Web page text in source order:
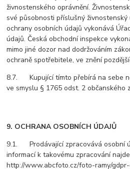
živnostenského oprávnění.
své působnosti příslušný
ochrany osobních údajů vykonává
údajů. Česká obchodní inspekce
mimo jiné dozor nad dodržováním
ochraně spotřebitele, ve znění
8.7. Kupující tímto přebírá na sebe
ve smyslu § 1765 odst. 2 občanského
9. OCHRANA OSOBNÍCH ÚDAJŮ
9.1. Prodávající zpracovává osobní
informací k takovému zpracování
http://www.abcfoto.cz/foto-ramy/